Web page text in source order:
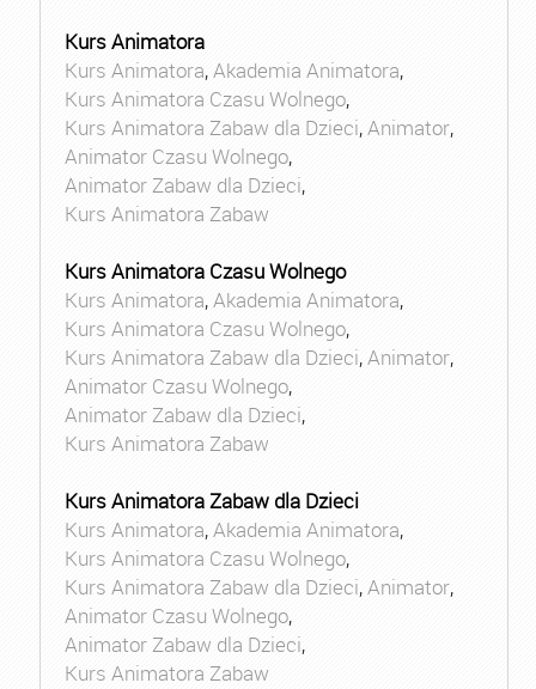
Kurs Animatora
Kurs Animatora,Akademia Animatora,
Kurs Animatora Czasu Wolnego,
Kurs Animatora Zabaw dla Dzieci,Animator,
Animator Czasu Wolnego,
Animator Zabaw dla Dzieci,
Kurs Animatora Zabaw
Kurs Animatora Czasu Wolnego
Kurs Animatora,Akademia Animatora,
Kurs Animatora Czasu Wolnego,
Kurs Animatora Zabaw dla Dzieci,Animator,
Animator Czasu Wolnego,
Animator Zabaw dla Dzieci,
Kurs Animatora Zabaw
Kurs Animatora Zabaw dla Dzieci
Kurs Animatora,Akademia Animatora,
Kurs Animatora Czasu Wolnego,
Kurs Animatora Zabaw dla Dzieci,Animator,
Animator Czasu Wolnego,
Animator Zabaw dla Dzieci,
Kurs Animatora Zabaw